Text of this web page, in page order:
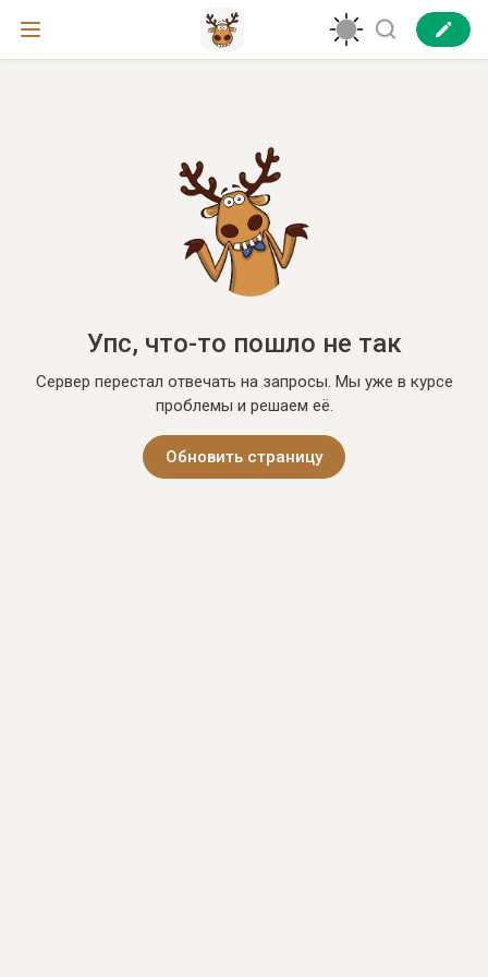
Упс, что-то пошло не так
Сервер перестал отвечать на запросы. Мы уже в курсе
проблемы и решаем её.
Обновить страницу